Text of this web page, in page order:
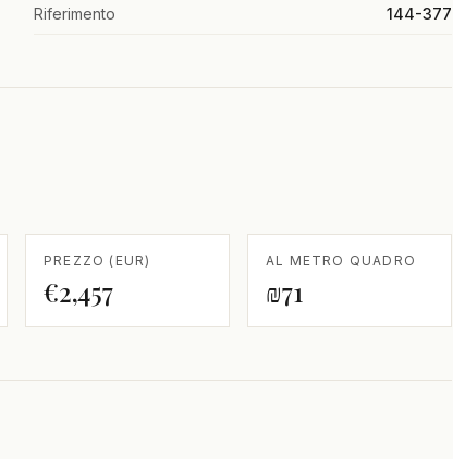
Riferimento 144-377
PREZZO (EUR)
€2,457
AL METRO QUADRO
₪71